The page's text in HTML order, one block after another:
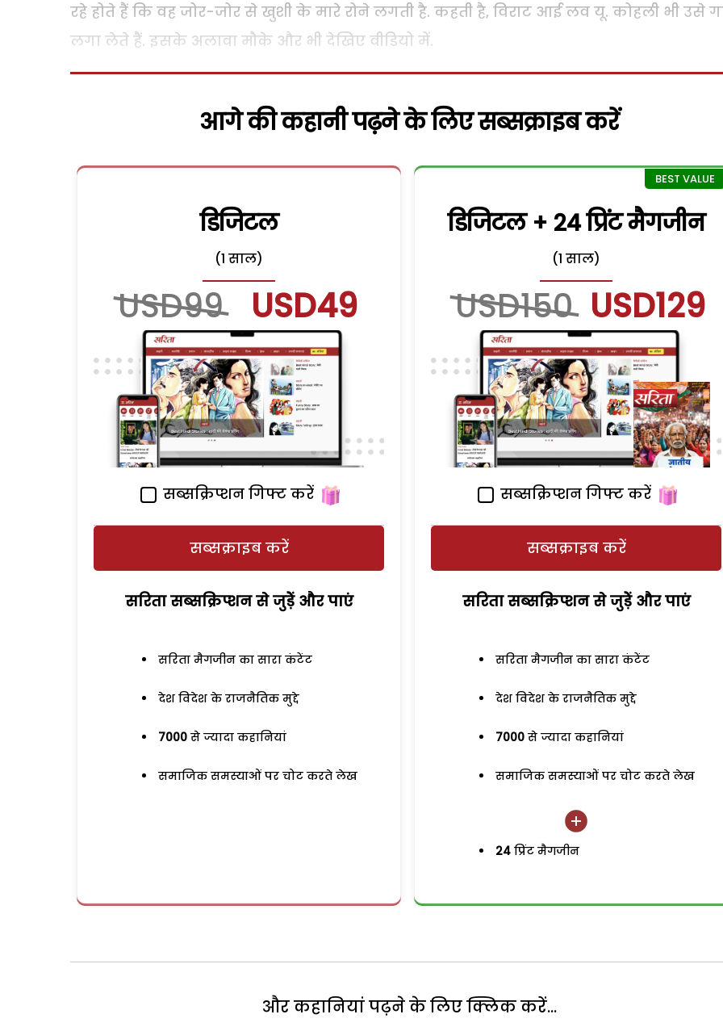
रहे होते हैं कि वह जोर-जोर से खुशी के मारे रोने लगती है. कहती है, विराट आई लव यू. कोहली भी उसे
लगा लेते हैं. इसके अलावा मौके और भी देखिए वीडियो में.
आगे की कहानी पढ़ने के लिए सब्सक्राइब करें
डिजिटल
(1 साल)
USD99 USD49
सब्सक्रिप्शन गिफ्ट करें
सब्सक्राइब करें
सरिता सब्सक्रिप्शन से जुड़ेें और पाएं
सरिता मैगजीन का सारा कंटेंट
देश विदेश के राजनैतिक मुद्दे
7000 से ज्यादा कहानियां
समाजिक समस्याओं पर चोट करते लेख
डिजिटल + 24 प्रिंट मैगजीन
(1 साल)
USD150 USD129
सब्सक्रिप्शन गिफ्ट करें
सब्सक्राइब करें
सरिता सब्सक्रिप्शन से जुड़ेें और पाएं
सरिता मैगजीन का सारा कंटेंट
देश विदेश के राजनैतिक मुद्दे
7000 से ज्यादा कहानियां
समाजिक समस्याओं पर चोट करते लेख
24 प्रिंट मैगजीन
और कहानियां पढ़ने के लिए क्लिक करें...